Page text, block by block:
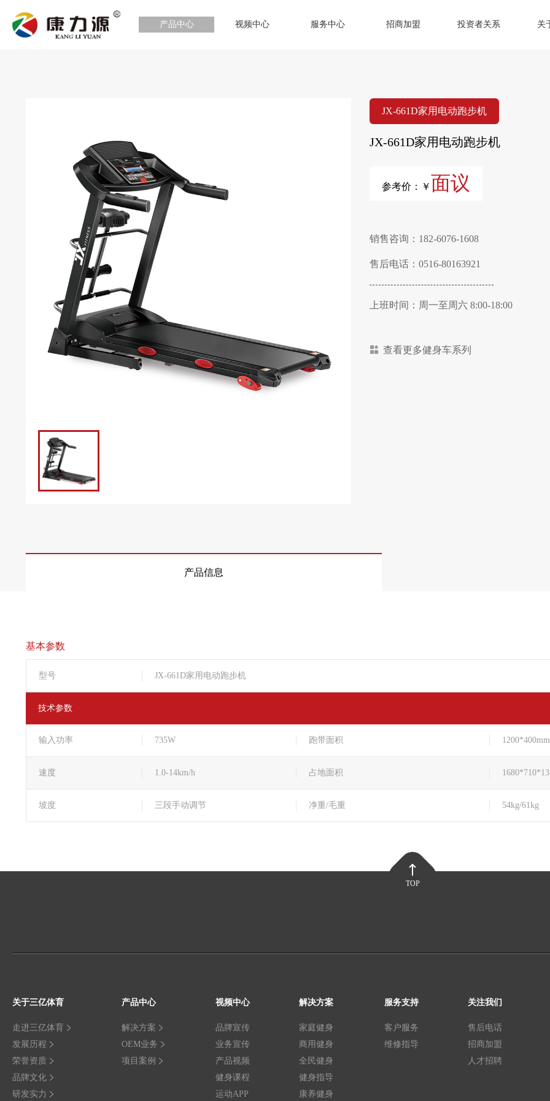
产品中心 视频中心 服务中心 招商加盟 投资者关系 关
JX-661D家用电动跑步机
JX-661D家用电动跑步机
参考价：￥面议
销售咨询：182-6076-1608
售后电话：0516-80163921
上班时间：周一至周六 8:00-18:00
查看更多健身车系列
产品信息
基本参数
型号 JX-661D家用电动跑步机
技术参数
输入功率 735W 跑带面积 1200*400mm
速度 1.0-14km/h 占地面积
坡度 三段手动调节 净重/毛重 54kg/61kg
TOP
关于三亿体育
走进三亿体育
发展历程
荣誉资质
品牌文化
研发实力
产品中心
解决方案
OEM业务
项目案例
视频中心
品牌宣传
业务宣传
产品视频
健身课程
运动APP
解决方案
家庭健身
商用健身
全民健身
健身指导
康养健身
服务支持
客户服务
维修指导
关注我们
售后电话
招商加盟
人才招聘